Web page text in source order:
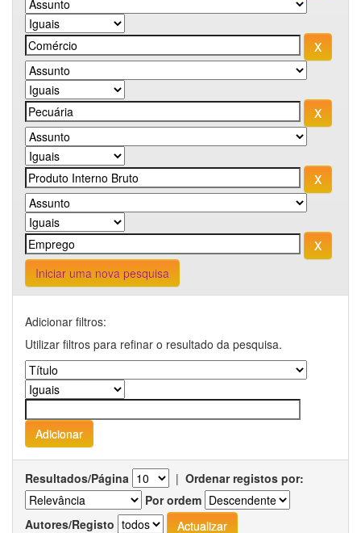
Iniciar uma nova pesquisa
Adicionar filtros:
Utilizar filtros para refinar o resultado da pesquisa.
Resultados/Página | Ordenar registos por:
Por ordem
Autores/Registo